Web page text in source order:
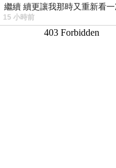
繼續 續更讓我那時又重新看
有
15 小時前